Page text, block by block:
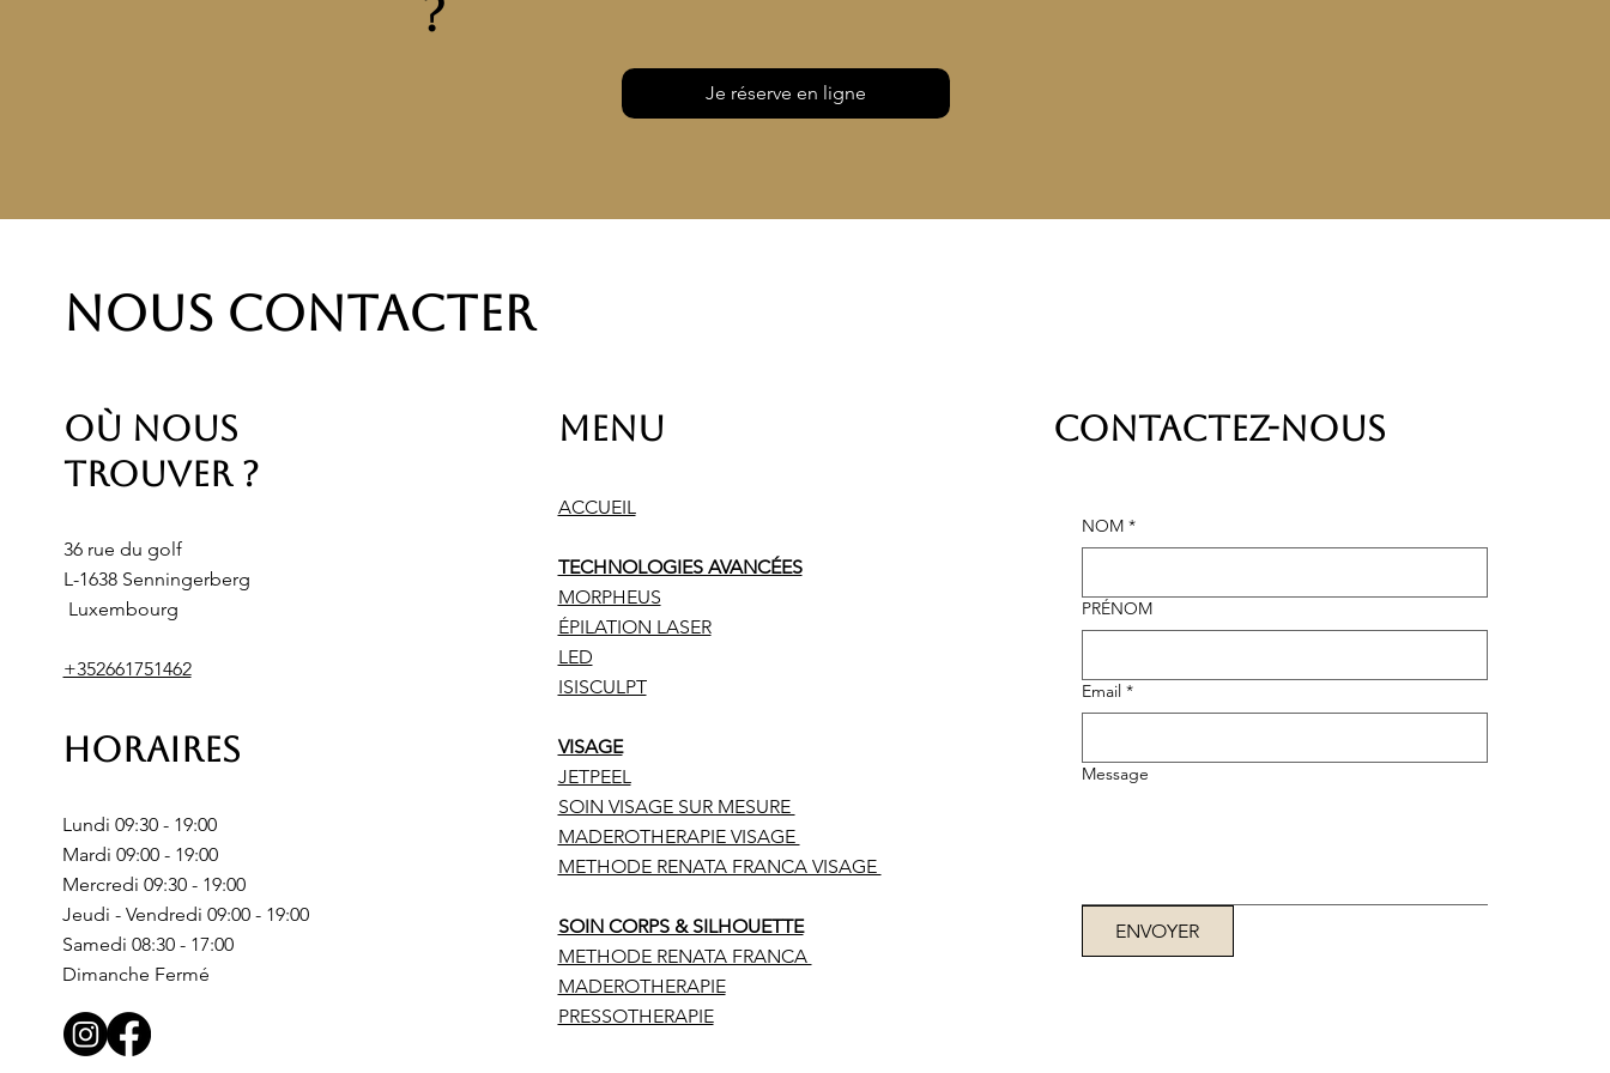
?
Je réserve en ligne
Nous contacter
Où nous
trouver ?
36 rue du golf
L-1638 Senningerberg
Luxembourg
+352661751462
Horaires
Lundi 09:30 - 19:00
Mardi 09:00 - 19:00
Mercredi 09:30 - 19:00
Jeudi - Vendredi 09:00 - 19:00
Samedi 08:30 - 17:00
Dimanche Fermé
Menu
ACCUEIL
TECHNOLOGIES AVANCÉES
MORPHEUS
ÉPILATION LASER
LED
ISISCULPT
VISAGE
JETPEEL
SOIN VISAGE SUR MESURE
MADEROTHERAPIE VISAGE
METHODE RENATA FRANCA VISAGE
SOIN CORPS & SILHOUETTE
METHODE RENATA FRANCA
MADEROTHERAPIE
PRESSOTHERAPIE
Contactez-nous
NOM *
PRÉNOM
Email *
Message
ENVOYER